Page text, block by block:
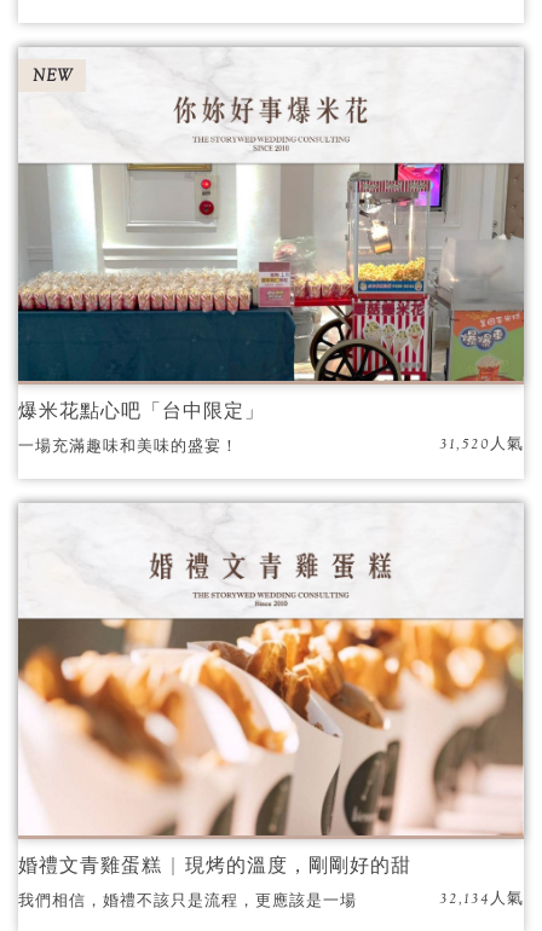
NEW
爆米花點心吧「台中限定」
一場充滿趣味和美味的盛宴！ 31,520人氣
婚禮文青雞蛋糕 | 現烤的溫度，剛剛好的甜
我們相信，婚禮不該只是流程，更應該是一場
32,134人氣